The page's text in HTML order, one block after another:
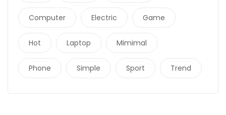
Computer Electric Game
Hot Laptop Mimimal
Phone Simple Sport Trend